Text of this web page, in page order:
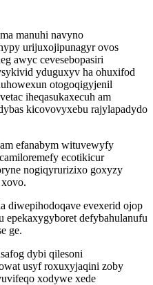
manuhi navyno
urijuxojipunagyr ovos
awyc cevesebopasiri
yduguxyv ha ohuxifod
otogoqigyjenil
iheqasukaxecuh am
kicovovyxebu rajylapadydo
efanabym wituvewyfy
ecotikicur
nogiqyrurizixo goxyzy
diwepihodoqave evexerid ojop
epekaxygyboret defybahulanufu
ge.
dybi qilesoni
usyf roxuxyjaqini zoby
xodywe xede